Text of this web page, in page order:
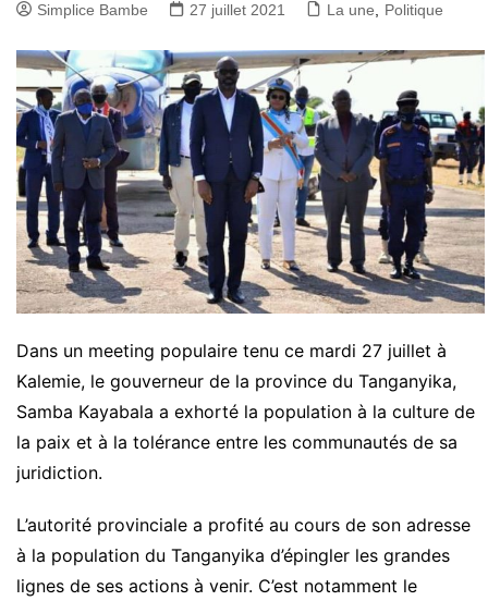
Simplice Bambe 27 juillet 2021 La une Politique
Dans un meeting populaire tenu ce mardi 27 juillet à
Kalemie, le gouverneur de la province du Tanganyika,
Samba Kayabala a exhorté la population à la culture de
la paix et à la tolérance entre les communautés de sa
juridiction.
L’autorité provinciale a profité au cours de son adresse
à la population du Tanganyika d’épingler les grandes
lignes de ses actions à venir. C’est notamment le